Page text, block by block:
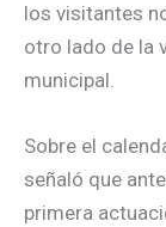
los visitantes
otro lado de la
municipal.
Sobre el
señaló que
primera